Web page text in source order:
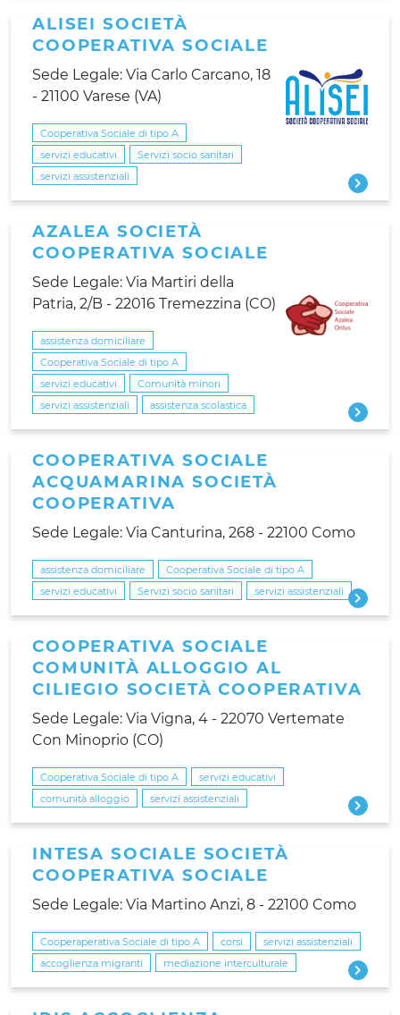
ALISEI SOCIETÀ
COOPERATIVA SOCIALE
Sede Legale: Via Carlo Carcano, 18
- 21100 Varese (VA)
Cooperativa Sociale di tipo A
servizi educativi
Servizi socio sanitari
servizi assistenziali
AZALEA SOCIETÀ
COOPERATIVA SOCIALE
Sede Legale: Via Martiri della
Patria, 2/B - 22016 Tremezzina (CO)
assistenza domiciliare
Cooperativa Sociale di tipo A
servizi educativi
Comunità minori
servizi assistenziali
assistenza scolastica
COOPERATIVA SOCIALE
ACQUAMARINA SOCIETÀ
COOPERATIVA
Sede Legale: Via Canturina, 268 - 22100 Como
assistenza domiciliare
Cooperativa Sociale di tipo A
servizi educativi
Servizi socio sanitari servizi assistenziali
COOPERATIVA SOCIALE
COMUNITÀ ALLOGGIO AL
CILIEGIO SOCIETÀ COOPERATIVA
Sede Legale: Via Vigna, 4 - 22070 Vertemate
Con Minoprio (CO)
Cooperativa Sociale di tipo A
servizi educativi
comunità alloggio
servizi assistenziali
INTESA SOCIALE SOCIETÀ
COOPERATIVA SOCIALE
Sede Legale: Via Martino Anzi, 8 - 22100 Como
Cooperaperativa Sociale di tipo A corsi
servizi assistenziali
accoglienza migranti
mediazione interculturale